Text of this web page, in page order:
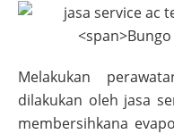
Melakukan
dilakukan oleh jasa
membersihkana